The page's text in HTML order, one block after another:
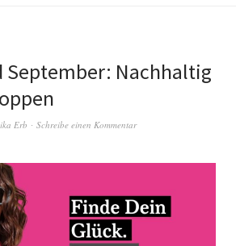
September: Nachhaltig
Erb Schreibe einen Kommentar